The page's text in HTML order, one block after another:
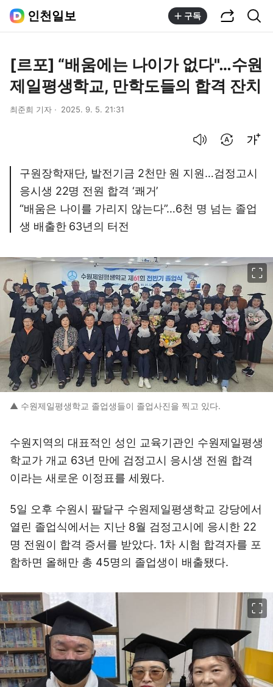
인천일보 구독
[르포] “배움에는 나이가 없다"…수원
제일평생학교, 만학도들의 합격 잔치
최준희 기자 2025. 9. 5. 21:31
구원장학재단, 발전기금 2천만 원 지원…검정고시
응시생 22명 전원 합격 ‘쾌거’
“배움은 나이를 가리지 않는다”…6천 명 넘는 졸업
생 배출한 63년의 터전
▲ 수원제일평생학교 졸업생들이 졸업사진을 찍고 있다.
수원지역의 대표적인 성인 교육기관인 수원제일평생
학교가 개교 63년 만에 검정고시 응시생 전원 합격
이라는 새로운 이정표를 세웠다.
5일 오후 수원시 팔달구 수원제일평생학교 강당에서
열린 졸업식에서는 지난 8월 검정고시에 응시한 22
명 전원이 합격 증서를 받았다. 1차 시험 합격자를 포
함하면 올해만 총 45명의 졸업생이 배출됐다.